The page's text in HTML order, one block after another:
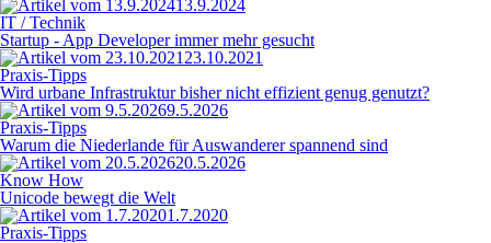
13.9.2024
IT / Technik
Startup - App Developer immer mehr gesucht
23.10.2021
Praxis-Tipps
Wird urbane Infrastruktur bisher nicht effizient genug genutzt?
9.5.2026
Praxis-Tipps
Warum die Niederlande für Auswanderer spannend sind
20.5.2026
Know How
Unicode bewegt die Welt
1.7.2020
Praxis-Tipps